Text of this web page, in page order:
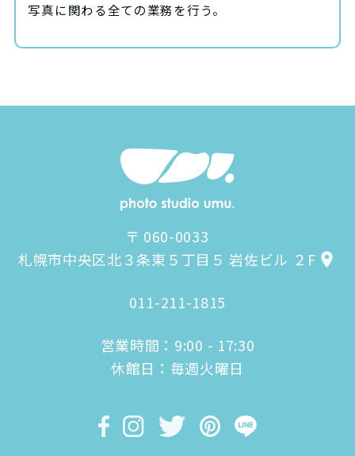
写真に関わる全ての業務を行う。
〒 060-0033
札幌市中央区北３条東５丁目５ 岩佐ビル ２F
011-211-1815
営業時間：9:00 - 17:30
休館日：毎週火曜日